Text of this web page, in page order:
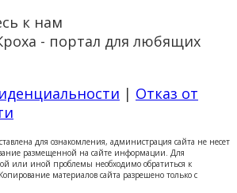
к нам
- портал для любящих
| Отказ от
для ознакомления, администрация сайта не несет
размещенной на сайте информации. Для
или иной проблемы необходимо обратиться к
материалов сайта разрешено только с